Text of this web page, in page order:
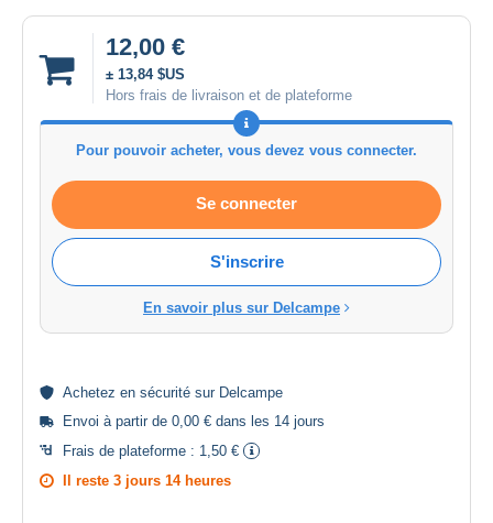
12,00 €
± 13,84 $US
Hors frais de livraison et de plateforme
Pour pouvoir acheter, vous devez vous connecter.
Se connecter
S'inscrire
En savoir plus sur Delcampe
Achetez en sécurité sur Delcampe
Envoi à partir de 0,00 € dans les 14 jours
Frais de plateforme : 1,50 €
Il reste 3 jours 14 heures